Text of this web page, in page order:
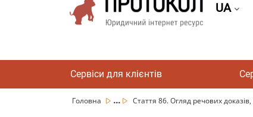
UA
Сервіси для клієнтів
Головна ... Стаття 86. Огляд речових